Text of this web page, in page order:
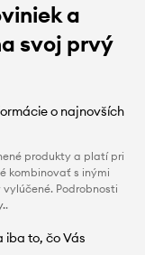
a
svoj prvý
o najnovších
produkty a platí pri
kombinovať s inými
Podrobnosti
.
to, čo Vás